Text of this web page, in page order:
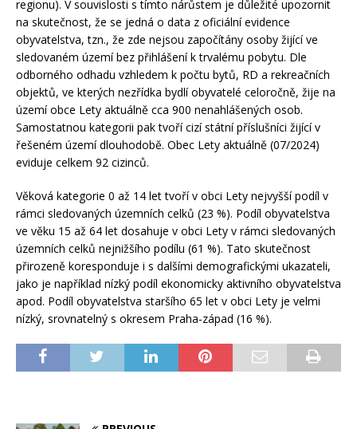
regionu). V souvislosti s tímto nárůstem je důležité upozornit
na skutečnost, že se jedná o data z oficiální evidence
obyvatelstva, tzn., že zde nejsou započítány osoby žijící ve
sledovaném území bez přihlášení k trvalému pobytu. Dle
odborného odhadu vzhledem k počtu bytů, RD a rekreačních
objektů, ve kterých nezřídka bydlí obyvatelé celoročně, žije na
území obce Lety aktuálně cca 900 nenahlášených osob.
Samostatnou kategorii pak tvoří cizí státní příslušníci žijící v
řešeném území dlouhodobě. Obec Lety aktuálně (07/2024)
eviduje celkem 92 cizinců.
Věková kategorie 0 až 14 let tvoří v obci Lety nejvyšší podíl v
rámci sledovaných územních celků (23 %). Podíl obyvatelstva
ve věku 15 až 64 let dosahuje v obci Lety v rámci sledovaných
územních celků nejnižšího podílu (61 %). Tato skutečnost
přirozeně koresponduje i s dalšími demografickými ukazateli,
jako je například nízký podíl ekonomicky aktivního obyvatelstva
apod. Podíl obyvatelstva staršího 65 let v obci Lety je velmi
nízký, srovnatelný s okresem Praha-západ (16 %).